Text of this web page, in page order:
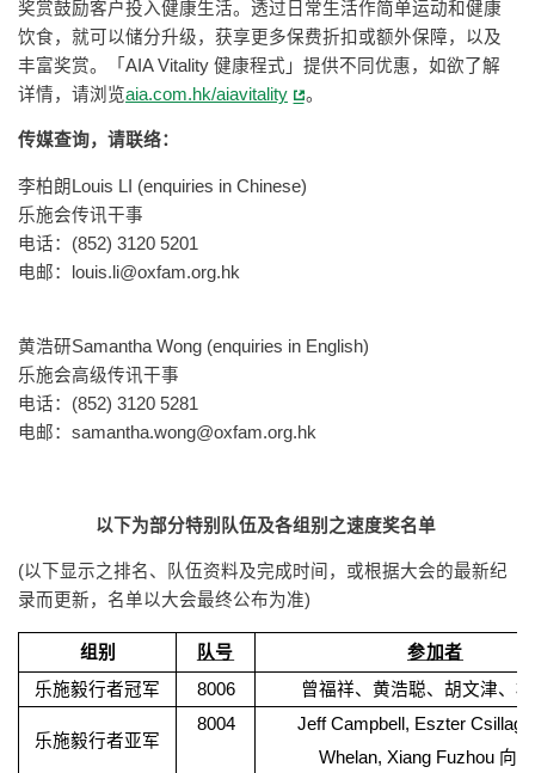
奖赏鼓励客户投入健康生活。透过日常生活作简单运动和健康
饮食，就可以储分升级，获享更多保费折扣或额外保障，以及
丰富奖赏。「AIA Vitality 健康程式」提供不同优惠，如欲了解
详情，请浏览aia.com.hk/aiavitality 。
传媒查询，请联络：
李柏朗Louis LI (enquiries in Chinese)
乐施会传讯干事
电话：(852) 3120 5201
电邮：
louis.li@oxfam.org.hk
黄浩研Samantha Wong (enquiries in English)
乐施会高级传讯干事
电话：(852) 3120 5281
电邮： samantha.wong@oxfam.org.hk
以下为部分特别队伍及各组别之速度奖名单
(以下显示之排名、队伍资料及完成时间，或根据大会的最新纪
录而更新，名单以大会最终公布为准)
组别 队号
参加者
乐施毅行者冠军
8006 曾福祥、黄浩聪、胡文津、
乐施毅行者亚军
8004
Jeff Campbell, Eszter Csillag,
Whelan, Xiang Fuzhou 向